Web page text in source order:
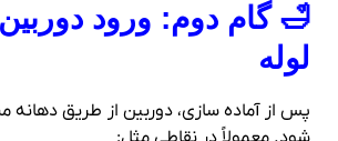
🛁 گام دوم: ورود
لوله
پس از آماده‌ سازی، دوربین از طریق دهانه